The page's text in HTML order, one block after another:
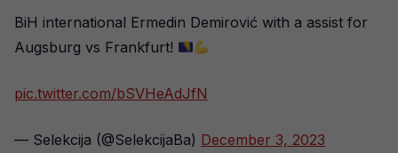
BiH international Ermedin Demirović with a assist for
Augsburg vs Frankfurt!
pic.twitter.com/bSVHeAdJfN
— Selekcija (@SelekcijaBa) December 3, 2023